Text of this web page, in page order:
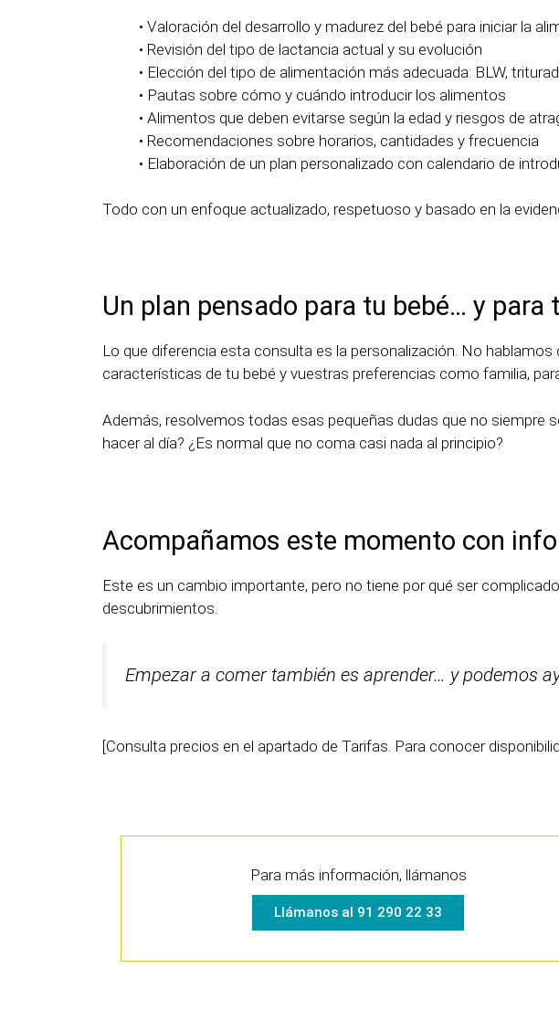
• Valoración del desarrollo y madurez del bebé para iniciar la
• Revisión del tipo de lactancia actual y su evolución
• Elección del tipo de alimentación más adecuada: BLW,
• Pautas sobre cómo y cuándo introducir los alimentos
• Alimentos que deben evitarse según la edad y riesgos de
• Recomendaciones sobre horarios, cantidades y frecuencia
• Elaboración de un plan personalizado con calendario de
Todo con un enfoque actualizado, respetuoso y basado en la
Un plan pensado para tu bebé… y para
Lo que diferencia esta consulta es la personalización. No
características de tu bebé y vuestras preferencias como familia,
Además, resolvemos todas esas pequeñas dudas que no siempre
hacer al día? ¿Es normal que no coma casi nada al principio?
Acompañamos este momento con
Este es un cambio importante, pero no tiene por qué ser
descubrimientos.
Empezar a comer también es aprender… y podemos
[Consulta precios en el apartado de Tarifas. Para conocer
Para más información, llámanos
Llámanos al 91 290 22 33